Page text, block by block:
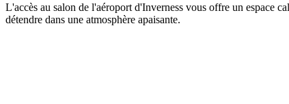
L'accès au salon de l'aéroport d'Inverness vous offre un espace
détendre dans une atmosphère apaisante.